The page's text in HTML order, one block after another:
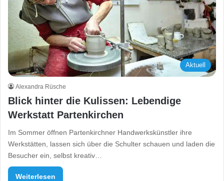
Aktuell
Alexandra Rüsche
Blick hinter die Kulissen: Lebendige
Werkstatt Partenkirchen
Im Sommer öffnen Partenkirchner Handwerkskünstler ihre
Werkstätten, lassen sich über die Schulter schauen und laden die
Besucher ein, selbst kreativ…
Weiterlesen